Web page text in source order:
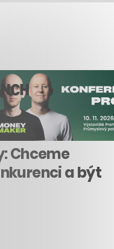
Chceme
a být